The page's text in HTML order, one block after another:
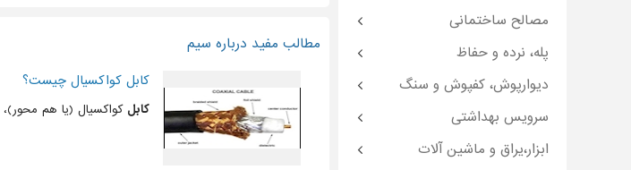
مطالب مفید درباره سیم
کابل کواکسیال چیست؟
کابل کواکسیال (یا هم محور)،
مصالح ساختمانی
پله، نرده و حفاظ
دیوارپوش، کفپوش و سنگ
سرویس بهداشتی
ابزار،یراق و ماشین آلات